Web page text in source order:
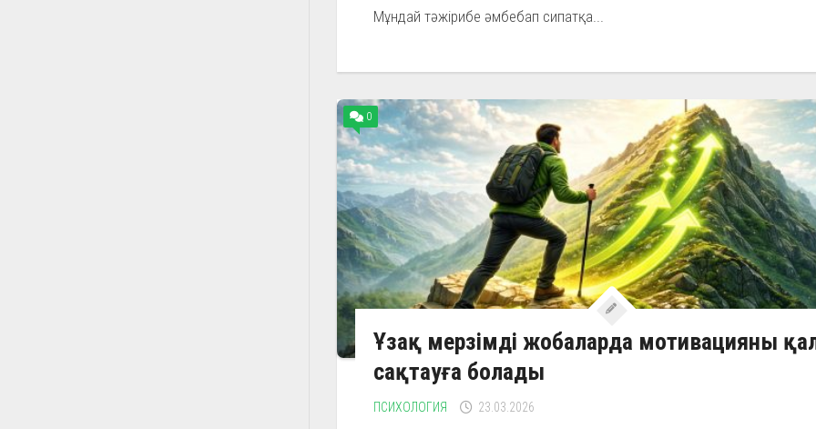
Мұндай тәжірибе әмбебап сипатқа...
0
Ұзақ мерзімді жобаларда мотивацияны
сақтауға болады
ПСИХОЛОГИЯ 23.03.2026